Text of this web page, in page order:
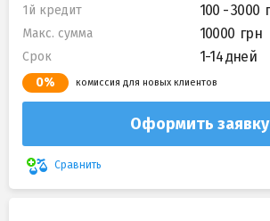
1й кредит 100 - 3000
Макс. сумма 10000
Срок 1-14 дней
0% комиссия для новых клиентов
Оформить заявку
Сравнить